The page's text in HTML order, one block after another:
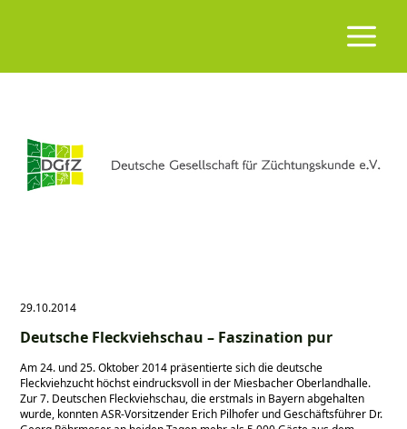
29.10.2014
Deutsche Fleckviehschau – Faszination pur
Am 24. und 25. Oktober 2014 präsentierte sich die deutsche
Fleckviehzucht höchst eindrucksvoll in der Miesbacher Oberlandhalle.
Zur 7. Deutschen Fleckviehschau, die erstmals in Bayern abgehalten
wurde, konnten ASR-Vorsitzender Erich Pilhofer und Geschäftsführer Dr.